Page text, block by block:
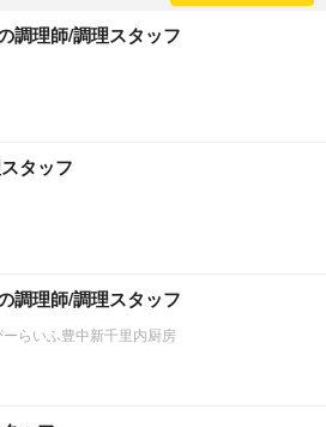
調理師/調理スタッフ
タッフ
調理師/調理スタッフ
らいふ豊中新千里内厨房